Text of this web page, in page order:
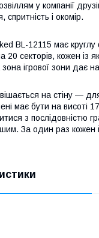
у компанії
спритність і окомір.
BL-12115 має
20 секторів, кожен із
ігрової зони дає
на стіну —
має бути на висоті
з послідовністю
За один раз кожен